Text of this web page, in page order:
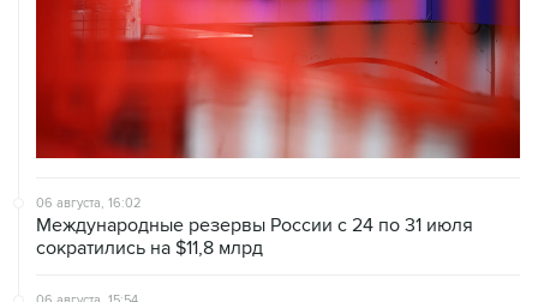
06 августа, 16:02
Международные резервы России с 24 по 31 июля
сократились на $11,8 млрд